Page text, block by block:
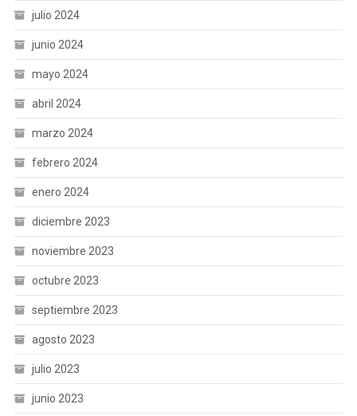
julio 2024
junio 2024
mayo 2024
abril 2024
marzo 2024
febrero 2024
enero 2024
diciembre 2023
noviembre 2023
octubre 2023
septiembre 2023
agosto 2023
julio 2023
junio 2023